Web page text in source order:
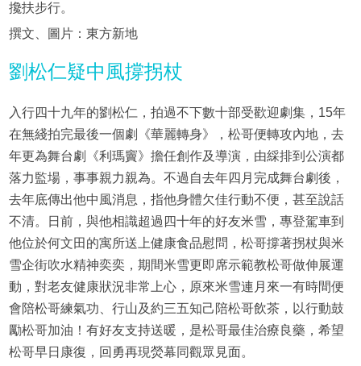
攙扶步行。
撰文、圖片：東方新地
劉松仁疑中風撐拐杖
入行四十九年的劉松仁，拍過不下數十部受歡迎劇集，15年
在無綫拍完最後一個劇《華麗轉身》，松哥便轉攻內地，去
年更為舞台劇《利瑪竇》擔任創作及導演，由綵排到公演都
落力監場，事事親力親為。不過自去年四月完成舞台劇後，
去年底傳出他中風消息，指他身體欠佳行動不便，甚至說話
不清。日前，與他相識超過四十年的好友米雪，專登駕車到
他位於何文田的寓所送上健康食品慰問，松哥撐著拐杖與米
雪企街吹水精神奕奕，期間米雪更即席示範教松哥做伸展運
動，對老友健康狀況非常上心，原來米雪連月來一有時間便
會陪松哥練氣功、行山及約三五知己陪松哥飲茶，以行動鼓
勵松哥加油！有好友支持送暖，是松哥最佳治療良藥，希望
松哥早日康復，回勇再現熒幕同觀眾見面。